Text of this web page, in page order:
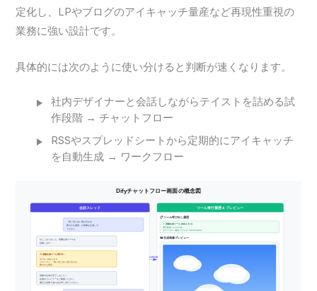
定化し、LPやブログのアイキャッチ量産など再現性重視の
業務に強い設計です。
具体的には次のように使い分けると判断が速くなります。
社内デザイナーと会話しながらテイストを詰める試
作段階 → チャットフロー
RSSやスプレッドシートから定期的にアイキャッチ
を自動生成 → ワークフロー